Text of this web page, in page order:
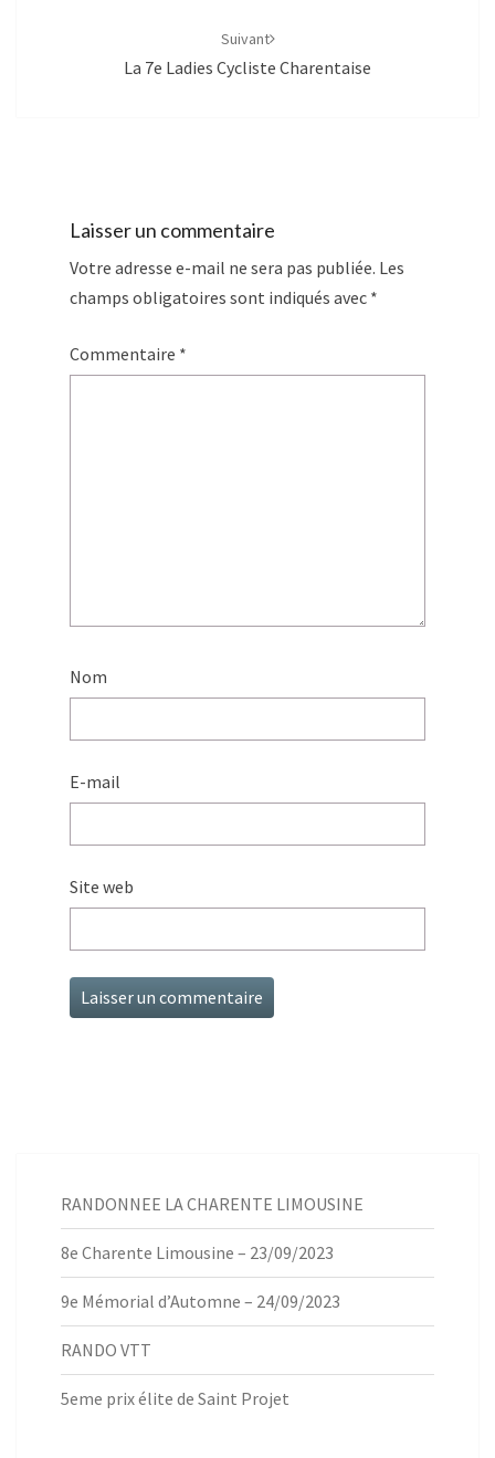
Suivant
La 7e Ladies Cycliste Charentaise
Laisser un commentaire
Votre adresse e-mail ne sera pas publiée. Les
champs obligatoires sont indiqués avec *
Commentaire *
Nom
E-mail
Site web
RANDONNEE LA CHARENTE LIMOUSINE
8e Charente Limousine – 23/09/2023
9e Mémorial d’Automne – 24/09/2023
RANDO VTT
5eme prix élite de Saint Projet